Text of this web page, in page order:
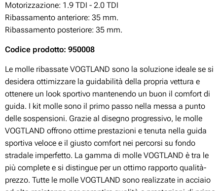
Motorizzazione: 1.9 TDI - 2.0 TDI
Ribassamento anteriore: 35 mm.
Ribassamento posteriore: 35 mm.
Codice prodotto: 950008
Le molle ribassate VOGTLAND sono la soluzione ideale se si
desidera ottimizzare la guidabilità della propria vettura e
ottenere un look sportivo mantenendo un buon il comfort di
guida. I kit molle sono il primo passo nella messa a punto
delle sospensioni. Grazie al disegno progressivo, le molle
VOGTLAND offrono ottime prestazioni e tenuta nella guida
sportiva veloce e il giusto comfort nei percorsi su fondo
stradale imperfetto. La gamma di molle VOGTLAND è tra le
più complete e si distingue per un ottimo rapporto qualità-
prezzo. Tutte le molle VOGTLAND sono realizzate in acciaio